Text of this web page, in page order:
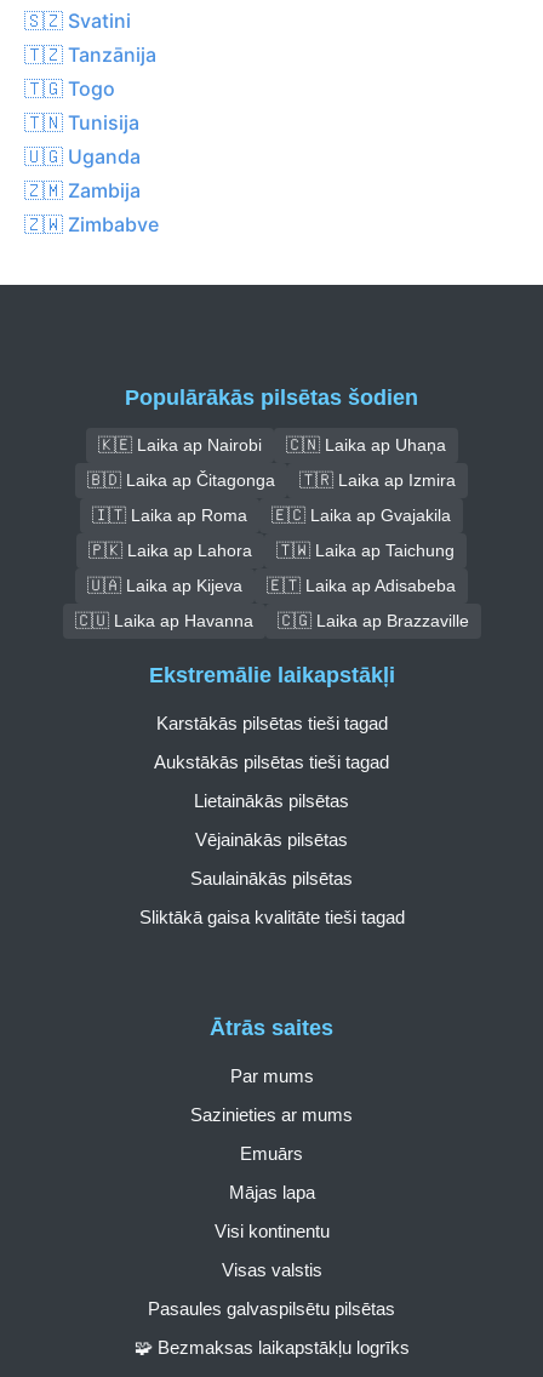
🇸🇿 Svatini
🇹🇿 Tanzānija
🇹🇬 Togo
🇹🇳 Tunisija
🇺🇬 Uganda
🇿🇲 Zambija
🇿🇼 Zimbabve
Populārākās pilsētas šodien
🇰🇪 Laika ap Nairobi
🇨🇳 Laika ap Uhaņa
🇧🇩 Laika ap Čitagonga
🇹🇷 Laika ap Izmira
🇮🇹 Laika ap Roma
🇪🇨 Laika ap Gvajakila
🇵🇰 Laika ap Lahora
🇹🇼 Laika ap Taichung
🇺🇦 Laika ap Kijeva
🇪🇹 Laika ap Adisabeba
🇨🇺 Laika ap Havanna
🇨🇬 Laika ap Brazzaville
Ātrās saites
Par mums
Sazinieties ar mums
Emuārs
Mājas lapa
Visi kontinentu
Visas valstis
Pasaules galvaspilsētu pilsētas
🧩 Bezmaksas laikapstākļu logrīks
Ekstremālie laikapstākļi
Karstākās pilsētas tieši tagad
Aukstākās pilsētas tieši tagad
Lietainākās pilsētas
Vējainākās pilsētas
Saulainākās pilsētas
Sliktākā gaisa kvalitāte tieši tagad